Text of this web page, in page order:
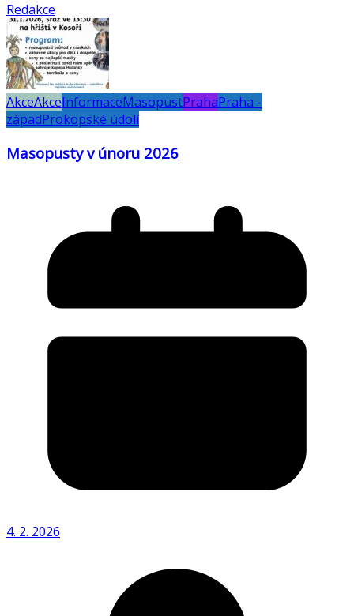
Redakce
AkceAkceInformaceMasopustPrahaPraha -
západProkopské údolí
Masopusty v únoru 2026
4. 2. 2026